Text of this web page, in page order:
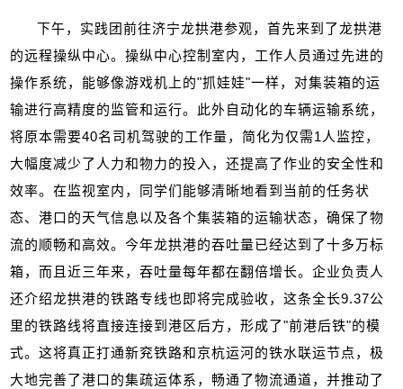
下午，实践团前往济宁龙拱港参观，首先来到了龙拱港
的远程操纵中心。操纵中心控制室内，工作人员通过先进的
操作系统，能够像游戏机上的"抓娃娃"一样，对集装箱的运
输进行高精度的监管和运行。此外自动化的车辆运输系统，
将原本需要40名司机驾驶的工作量，简化为仅需1 人监控，
大幅度减少了人力和物力的投入，还提高了作业的安全性和
效率。在监视室内，同学们能够清晰地看到当前的任务状
态、港口的天气信息以及各个集装箱的运输状态，确保了物
流的顺畅和高效。今年龙拱港的吞吐量已经达到了十多万标
箱，而且近三年来，吞吐量每年都在翻倍增长。企业负责人
还介绍龙拱港的铁路专线也即将完成验收，这条全长9.37公
里的铁路线将直接连接到港区后方，形成了"前港后铁"的模
式。这将真正打通新兖铁路和京杭运河的铁水联运节点，极
大地完善了港口的集疏运体系，畅通了物流通道，并推动了